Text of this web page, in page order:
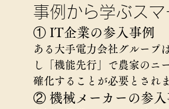
事例から学ぶス
① IT企業の参入事例
ある大手電力会社グループ
し「機能先行」で農家のニ
確化することが必要とされ
② 機械メーカーの参入